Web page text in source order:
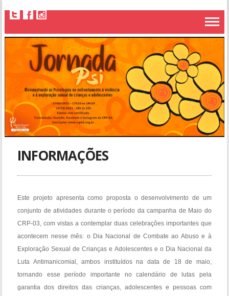
INFORMAÇÕES
Este projeto apresenta como proposta o desenvolvimento de um
conjunto de atividades durante o período da campanha de Maio do
CRP-03, com vistas a contemplar duas celebrações importantes que
acontecem nesse mês: o Dia Nacional de Combate ao Abuso e à
Exploração Sexual de Crianças e Adolescentes e o Dia Nacional da
Luta Antimanicomial, ambos instituídos na data de 18 de maio,
tornando esse período importante no calendário de lutas pela
garantia dos direitos das crianças, adolescentes e pessoas com